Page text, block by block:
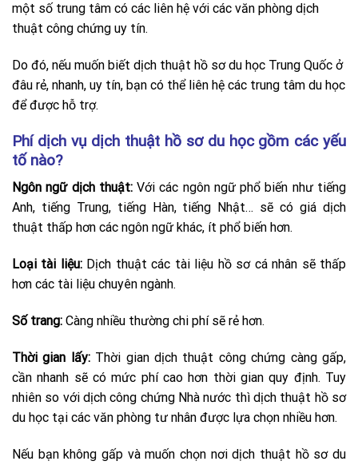
một số trung tâm có các liên hệ với các văn phòng dịch
thuật công chứng uy tín.
Do đó, nếu muốn biết dịch thuật hồ sơ du học Trung Quốc ở
đâu rẻ, nhanh, uy tín, bạn có thể liên hệ các trung tâm du học
để được hỗ trợ.
Phí dịch vụ dịch thuật hồ sơ du học gồm các yếu
tố nào?
Ngôn ngữ dịch thuật:Với các ngôn ngữ phổ biến như tiếng
Anh, tiếng Trung, tiếng Hàn, tiếng Nhật… sẽ có giá dịch
thuật thấp hơn các ngôn ngữ khác, ít phổ biến hơn.
Loại tài liệu:Dịch thuật các tài liệu hồ sơ cá nhân sẽ thấp
hơn các tài liệu chuyên ngành.
Số trang: Càng nhiều thường chi phí sẽ rẻ hơn.
Thời gian lấy:Thời gian dịch thuật công chứng càng gấp,
cần nhanh sẽ có mức phí cao hơn thời gian quy định. Tuy
nhiên so với dịch công chứng Nhà nước thì dịch thuật hồ sơ
du học tại các văn phòng tư nhân được lựa chọn nhiều hơn.
Nếu bạn không gấp và muốn chọn nơi dịch thuật hồ sơ du